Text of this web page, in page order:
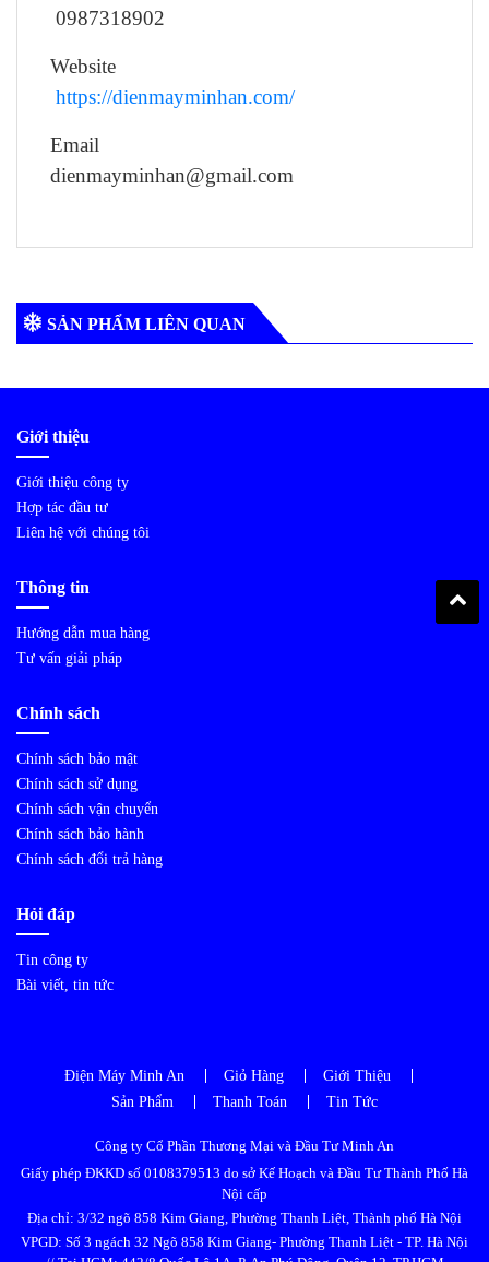
0987318902
Website
https://dienmayminhan.com/
Email
dienmayminhan@gmail.com
SẢN PHẨM LIÊN QUAN
Giới thiệu
Giới thiệu công ty
Hợp tác đầu tư
Liên hệ với chúng tôi
Thông tin
Hướng dẫn mua hàng
Tư vấn giải pháp
Chính sách
Chính sách bảo mật
Chính sách sử dụng
Chính sách vận chuyển
Chính sách bảo hành
Chính sách đổi trả hàng
Hỏi đáp
Tin công ty
Bài viết, tin tức
Điện Máy Minh An Giỏ Hàng
Giới Thiệu
Sản Phẩm
Thanh Toán Tin Tức
Công ty Cổ Phần Thương Mại và Đầu Tư Minh An
Giấy phép ĐKKD số 0108379513 do sở Kế Hoạch và Đầu Tư Thành Phố Hà
Nội cấp
Địa chỉ: 3/32 ngõ 858 Kim Giang, Phường Thanh Liệt, Thành phố Hà Nội
VPGD: Số 3 ngách 32 Ngõ 858 Kim Giang- Phường Thanh Liệt - TP. Hà Nội